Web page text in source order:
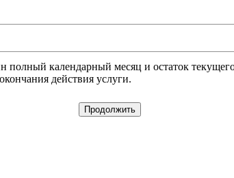
календарный месяц и остаток
действия услуги.
Продолжить